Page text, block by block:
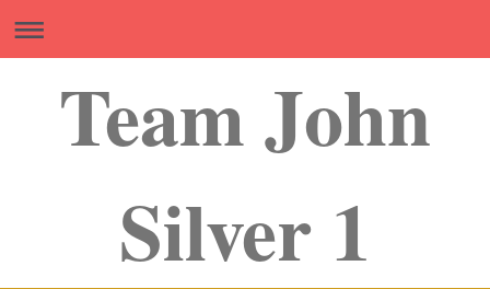
Team John
Silver 1